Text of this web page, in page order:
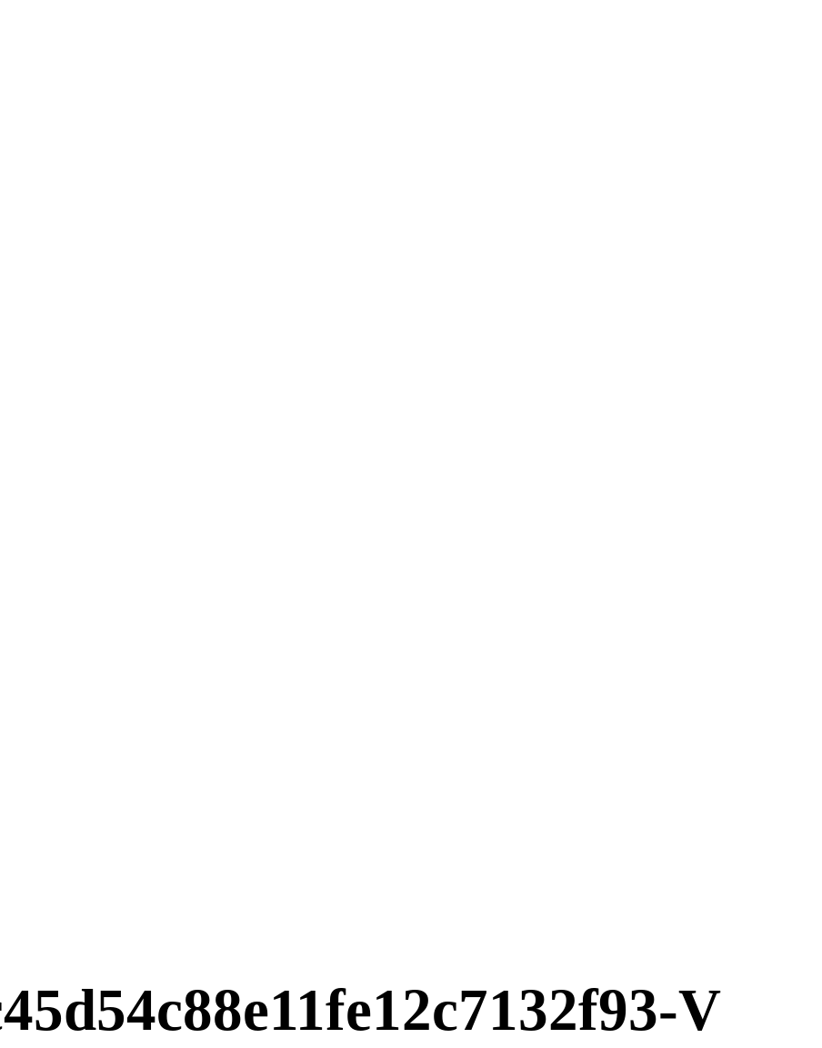
V